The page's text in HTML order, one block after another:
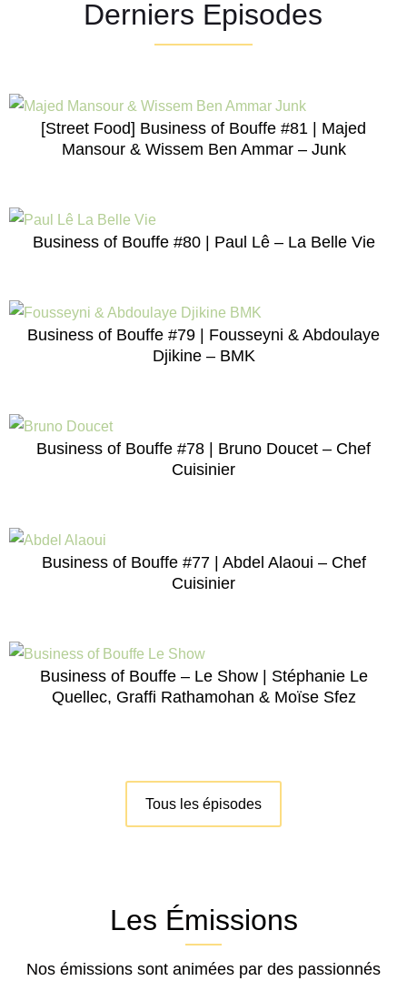
Derniers Episodes
[Street Food] Business of Bouffe #81 | Majed
Mansour & Wissem Ben Ammar – Junk
Business of Bouffe #80 | Paul Lê – La Belle Vie
Business of Bouffe #79 | Fousseyni & Abdoulaye
Djikine – BMK
Business of Bouffe #78 | Bruno Doucet – Chef
Cuisinier
Business of Bouffe #77 | Abdel Alaoui – Chef
Cuisinier
Business of Bouffe – Le Show | Stéphanie Le
Quellec, Graffi Rathamohan & Moïse Sfez
Tous les épisodes
Les Émissions
Nos émissions sont animées par des passionnés